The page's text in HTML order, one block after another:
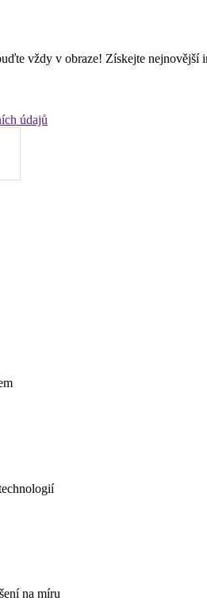
vždy v obraze! Získejte
údajů
na míru